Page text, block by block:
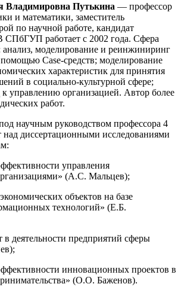
Владимировна Путькина — профессор
и математики, заместитель
по научной работе, кандидат
СПбГУП работает с 2002 года. Сфера
анализ, моделирование и реинжиниринг
Case-средств; моделирование
характеристик для принятия
в социально-культурной сфере;
управлению организацией. Автор более
работ.
научным руководством профессора 4
над диссертационными исследованиями
управления
(А.С. Мальцев);
объектов на базе
технологий» (Е.Б.
деятельности предприятий сферы
инновационных проектов в
(О.О. Баженов).